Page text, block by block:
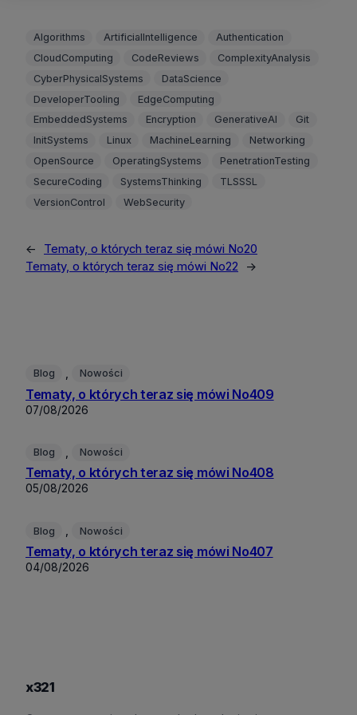
Algorithms ArtificialIntelligence
Authentication
CloudComputing
CodeReviews
ComplexityAnalysis
CyberPhysicalSystems
DataScience
DeveloperTooling
EdgeComputing
EmbeddedSystems
Encryption GenerativeAI
Git
InitSystems
Linux MachineLearning
Networking
OpenSource
OperatingSystems
PenetrationTesting
SecureCoding
SystemsThinking
TLSSSL
VersionControl
WebSecurity
←
Tematy, o których teraz się mówi No20
Tematy, o których teraz się mówi No22
→
Blog Nowości
Tematy, o których teraz się mówi No409
07/08/2026
Blog Nowości
Tematy, o których teraz się mówi No408
05/08/2026
Blog Nowości
Tematy, o których teraz się mówi No407
04/08/2026
x321